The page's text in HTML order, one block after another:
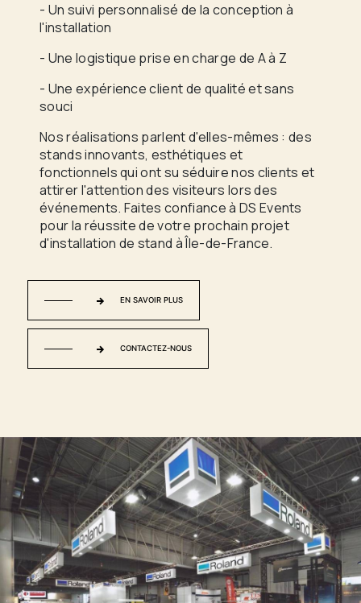
- Un suivi personnalisé de la conception à
l'installation
- Une logistique prise en charge de A à Z
- Une expérience client de qualité et sans
souci
Nos réalisations parlent d'elles-mêmes : des
stands innovants, esthétiques et
fonctionnels qui ont su séduire nos clients et
attirer l'attention des visiteurs lors des
événements. Faites confiance à DS Events
pour la réussite de votre prochain projet
d'installation de stand à Île-de-France.
EN SAVOIR PLUS
CONTACTEZ-NOUS